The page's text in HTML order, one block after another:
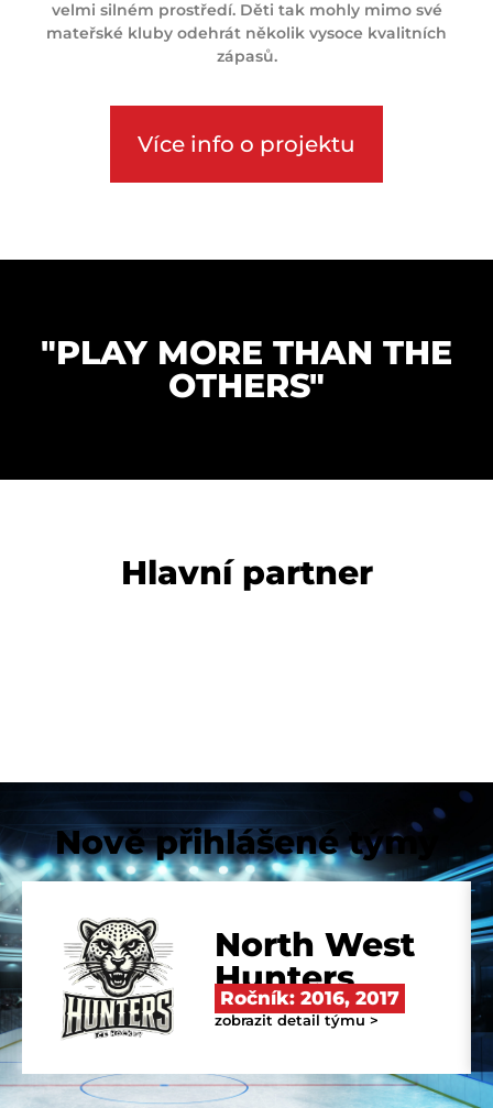
velmi silném prostředí. Děti tak mohly mimo své
mateřské kluby odehrát několik vysoce kvalitních
zápasů.
Více info o projektu
"PLAY MORE THAN THE
OTHERS"
Hlavní partner
Nově přihlášené týmy
North West
Hunters
Ročník:2016,2017
zobrazit detail týmu >